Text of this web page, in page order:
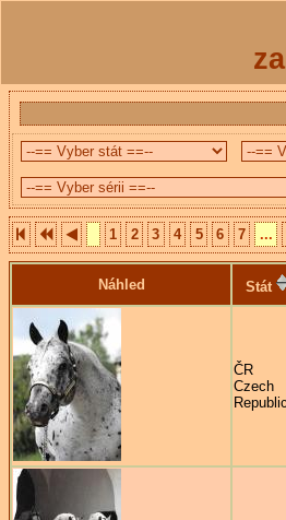
1 2 3 4 5 6 7 ...
Náhled Stát
Czech
Republic